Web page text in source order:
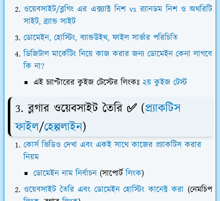
ওয়েবসাইট/ব্লগিং এর এক্স্যাক্ট নিশ vs র‍্যানডম নিশ ও অথরিটি
সাইট, ব্র্যান্ড সাইট
ডোমেইন, হোস্টিং, ব্যান্ডউইথ, ফাইল সার্ভার পরিচিতি
ডিজিটাল মার্কেটিং নিয়ে কাজ করার জন্য ডোমেইন কেনা লাগবে
কি না?
এই চ্যাপ্টারের কুইজ টেস্টের লিংকঃ ২য় কুইজ টেস্ট
3. ব্লগার ওয়েবসাইট তৈরি ✅ (প্র্যাকটিস
ফাইল/হেল্পলাইন)
কোর্স ভিডিও দেখা এবং একই সাথে কাজের প্র্যাকটিস করার
নিয়ম
ডোমেইন নাম নির্বাচন (সাপোর্টলিংক)
ওয়েবসাইট তৈরি এবং ডোমেইন হোস্টিং কানেক্ট করা (নেমচিপ